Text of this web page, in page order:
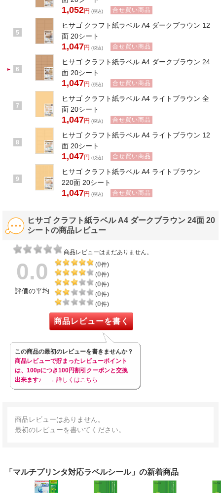
1,052円 (税込) 合せ買い商品
5
ヒサゴ クラフト紙ラベル A4 ダークブラウン 12
面 20シート
1,047円 (税込) 合せ買い商品
6
ヒサゴ クラフト紙ラベル A4 ダークブラウン 24
面 20シート
1,047円 (税込) 合せ買い商品
7
ヒサゴ クラフト紙ラベル A4 ライトブラウン 全
面 20シート
1,047円 (税込) 合せ買い商品
8
ヒサゴ クラフト紙ラベル A4 ライトブラウン 12
面 20シート
1,047円 (税込) 合せ買い商品
9
ヒサゴ クラフト紙ラベル A4 ライトブラウン
220面 20シート
1,047円 (税込) 合せ買い商品
ヒサゴ クラフト紙ラベル A4 ダークブラウン 24面 20
シートの商品レビュー
商品レビューはまだありません。
0.0
評価の平均
(0件)
(0件)
(0件)
(0件)
(0件)
商品レビューを書く
この商品の最初のレビューを書きませんか？
商品レビューで貯まったレビューポイント
は、100pにつき100円割引クーポンと交換
出来ます♪
→ 詳しくはこちら
商品レビューはありません。
最初のレビューを書いてください。
「マルチプリンタ対応ラベルシール」の新着商品